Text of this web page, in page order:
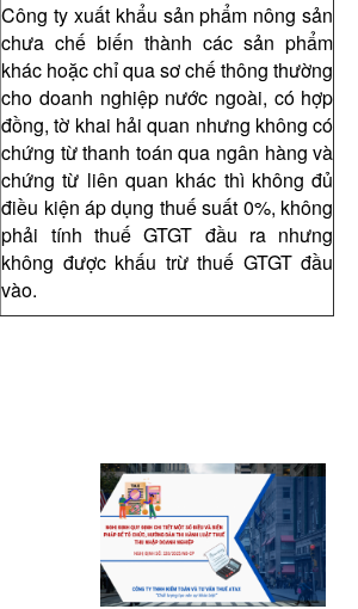
Công ty xuất khẩu sản phẩm nông sản
chưa chế biến thành các sản phẩm
khác hoặc chỉ qua sơ chế thông thường
cho doanh nghiệp nước ngoài, có hợp
đồng, tờ khai hải quan nhưng không có
chứng từ thanh toán qua ngân hàng và
chứng từ liên quan khác thì không đủ
điều kiện áp dụng thuế suất 0%, không
phải tính thuế GTGT đầu ra nhưng
không được khấu trừ thuế GTGT đầu
vào.
Doanh
nghiệp
mới
thành
lập
vào